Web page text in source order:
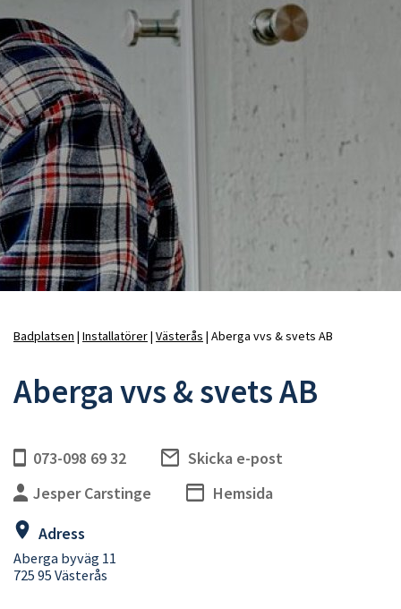
Våra varumärken
Badplatsen Installatörer Västerås Aberga vvs & svets AB
Aberga vvs & svets AB
073-098 69 32
Skicka e-post
Jesper Carstinge
Hemsida
Adress
Aberga byväg 11
725 95 Västerås